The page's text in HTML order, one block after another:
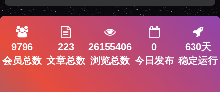
9796
会员总数
223
文章总数
26155406
浏览总数
0
今日发布
630天
稳定运行